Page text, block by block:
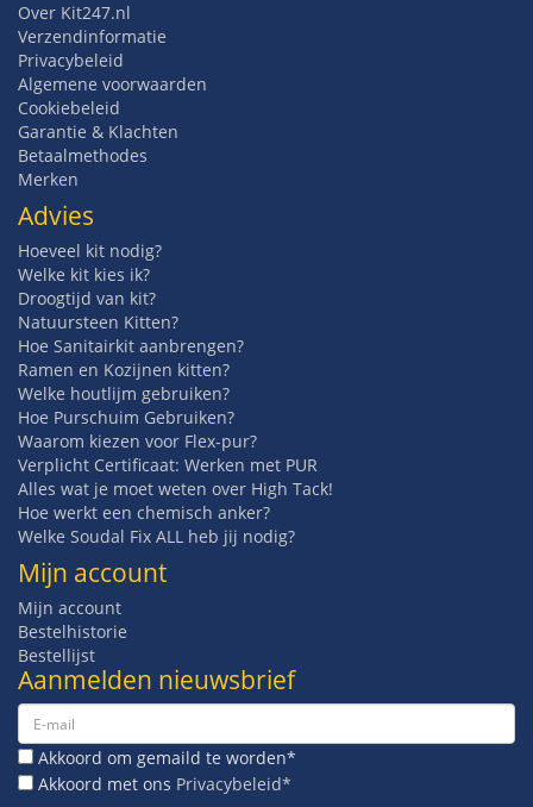
Over Kit247.nl
Verzendinformatie
Privacybeleid
Algemene voorwaarden
Cookiebeleid
Garantie & Klachten
Betaalmethodes
Merken
Advies
Hoeveel kit nodig?
Welke kit kies ik?
Droogtijd van kit?
Natuursteen Kitten?
Hoe Sanitairkit aanbrengen?
Ramen en Kozijnen kitten?
Welke houtlijm gebruiken?
Hoe Purschuim Gebruiken?
Waarom kiezen voor Flex-pur?
Verplicht Certificaat: Werken met PUR
Alles wat je moet weten over High Tack!
Hoe werkt een chemisch anker?
Welke Soudal Fix ALL heb jij nodig?
Mijn account
Mijn account
Bestelhistorie
Bestellijst
Aanmelden nieuwsbrief
Akkoord om gemaild te worden*
Akkoord met ons Privacybeleid*